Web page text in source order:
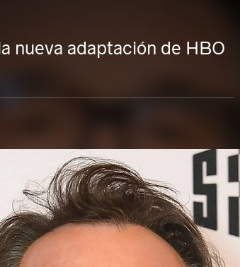
nueva adaptación de HBO